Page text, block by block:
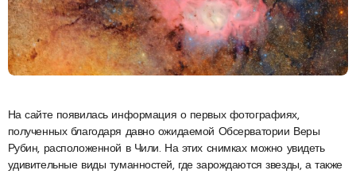
На сайте появилась информация о первых фотографиях,
полученных благодаря давно ожидаемой Обсерватории Веры
Рубин, расположенной в Чили. На этих снимках можно увидеть
удивительные виды туманностей, где зарождаются звезды, а также